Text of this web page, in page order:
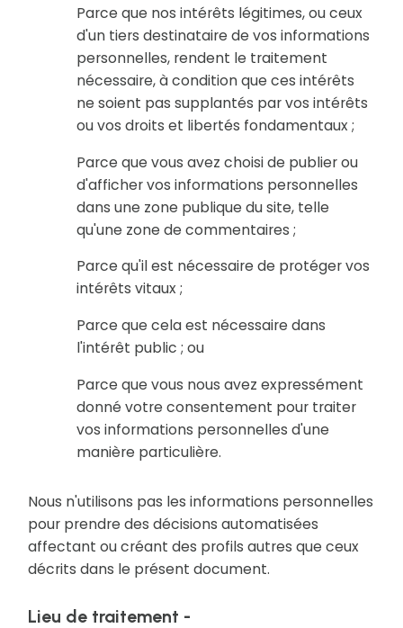
Parce que nos intérêts légitimes, ou ceux
d'un tiers destinataire de vos informations
personnelles, rendent le traitement
nécessaire, à condition que ces intérêts
ne soient pas supplantés par vos intérêts
ou vos droits et libertés fondamentaux ;
Parce que vous avez choisi de publier ou
d'afficher vos informations personnelles
dans une zone publique du site, telle
qu'une zone de commentaires ;
Parce qu'il est nécessaire de protéger vos
intérêts vitaux ;
Parce que cela est nécessaire dans
l'intérêt public ; ou
Parce que vous nous avez expressément
donné votre consentement pour traiter
vos informations personnelles d'une
manière particulière.
Nous n'utilisons pas les informations personnelles
pour prendre des décisions automatisées
affectant ou créant des profils autres que ceux
décrits dans le présent document.
Lieu de traitement -